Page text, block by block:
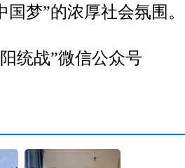
梦”的浓厚社会氛围。
战”微信公众号